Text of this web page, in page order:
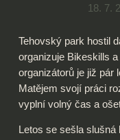
18. 7.
Tehovský park hostil
organizuje Bikeskills
organizátorů je již pár
Matějem svojí práci
vyplní volný čas a
Letos se sešla